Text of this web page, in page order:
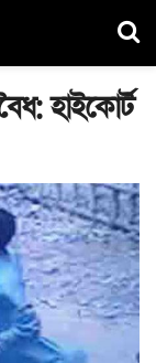
হাইকোর্ট